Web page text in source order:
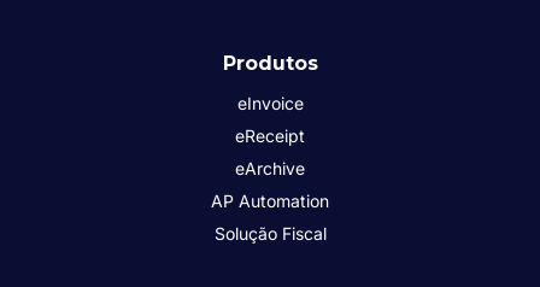
Produtos
eInvoice
eReceipt
eArchive
AP Automation
Solução Fiscal